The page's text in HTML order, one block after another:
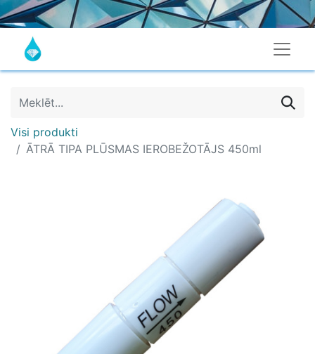
Visi produkti
ĀTRĀ TIPA PLŪSMAS IEROBEŽOTĀJS 450ml